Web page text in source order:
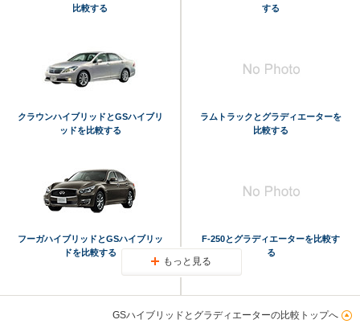
比較する
クラウンハイブリッドとGSハイブリ
ッドを比較する
フーガハイブリッドとGSハイブリッ
ドを比較する
する
ラムトラックとグラディエーターを
比較する
F-250とグラディエーターを比較す
る
もっと見る
GSハイブリッドとグラディエーターの比較トップへ